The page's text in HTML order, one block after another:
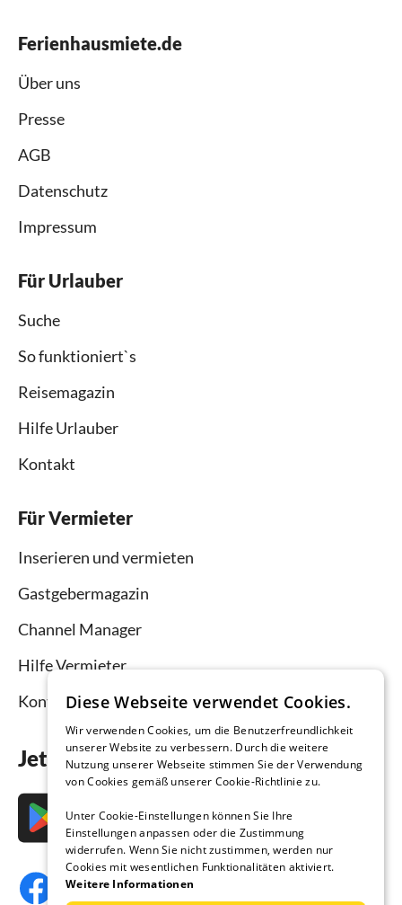
Ferienhausmiete.de
Über uns
Presse
AGB
Datenschutz
Impressum
Für Urlauber
Suche
So funktioniert`s
Reisemagazin
Hilfe Urlauber
Kontakt
Für Vermieter
Inserieren und vermieten
Gastgebermagazin
Channel Manager
Hilfe Vermieter
Kontakt
Jetzt die App downloaden
Diese Webseite verwendet Cookies.
Wir verwenden Cookies, um die Benutzerfreundlichkeit
unserer Website zu verbessern. Durch die weitere
Nutzung unserer Webseite stimmen Sie der Verwendung
von Cookies gemäß unserer Cookie-Richtlinie zu.
Unter Cookie-Einstellungen können Sie Ihre
Einstellungen anpassen oder die Zustimmung
widerrufen. Wenn Sie nicht zustimmen, werden nur
Cookies mit wesentlichen Funktionalitäten aktiviert.
Weitere Informationen